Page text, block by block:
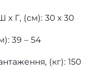
х Г, (см): 30 х 30
39 – 54
(кг): 150